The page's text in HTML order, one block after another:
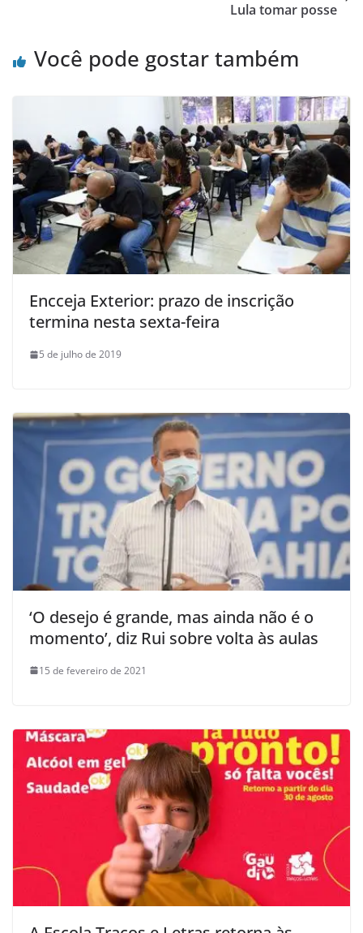
Lula tomar posse
Você pode gostar também
Encceja Exterior: prazo de inscrição
termina nesta sexta-feira
5 de julho de 2019
‘O desejo é grande, mas ainda não é o
momento’, diz Rui sobre volta às aulas
15 de fevereiro de 2021